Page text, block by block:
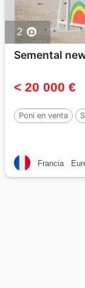
2
Semental
< 20 000 €
Poni en venta
Francia